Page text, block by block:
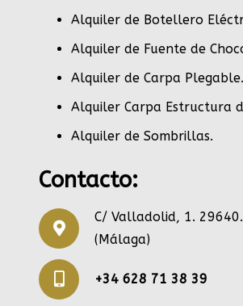
Alquiler de Botellero
Alquiler de Fuente de
Alquiler de Carpa Plegable.
Alquiler Carpa Estructura
Alquiler de Sombrillas.
Contacto:
C/ Valladolid, 1.
(Málaga)
+34 628 71 38 39